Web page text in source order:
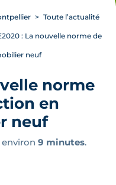
Toute l’actualité
: La nouvelle norme de
neuf
norme
en
neuf
9 minutes.